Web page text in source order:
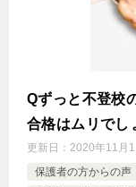
Qずっと不登校
合格はムリでし
更新日： 2020年11月
保護者の方からの声